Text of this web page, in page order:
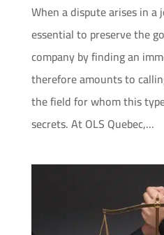
When a dispute arises in
essential to preserve the
company by finding an
therefore amounts to
the field for whom this
secrets. At OLS Quebec,...